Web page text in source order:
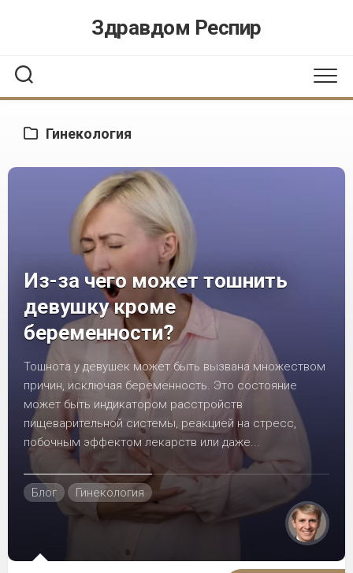
Здравдом Респир
Гинекология
Из-за чего может тошнить
девушку кроме
беременности?
Тошнота у девушек может быть вызвана множеством
причин, исключая беременность. Это состояние
может быть индикатором расстройств
пищеварительной системы, реакцией на стресс,
побочным эффектом лекарств или даже...
Блог Гинекология